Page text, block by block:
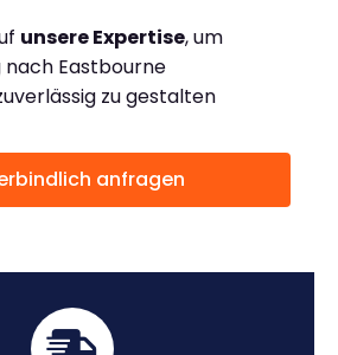
unsere Expertise, um
Eastbourne
zu gestalten
anfragen